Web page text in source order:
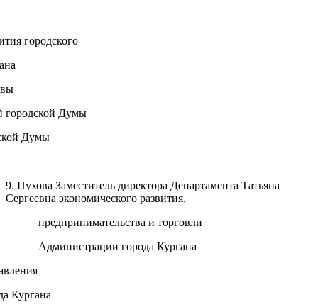
городского
городской Думы
Думы
9. Пухова Заместитель директора Департамента Татьяна
Сергеевна экономического развития,
предпринимательства и торговли
Администрации города Кургана
Кургана